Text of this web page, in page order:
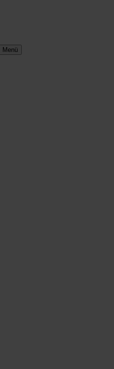
Menü